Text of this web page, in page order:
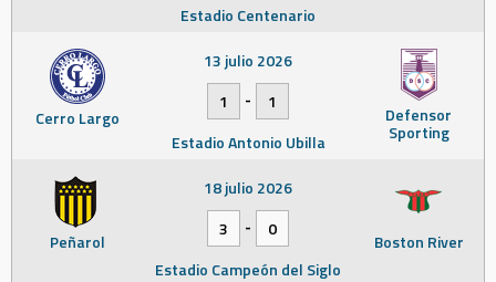
Estadio Centenario
Cerro Largo Defensor
Sporting
13 julio 2026
1
-
1
Estadio Antonio Ubilla
Peñarol Boston River
18 julio 2026
3
-
0
Estadio Campeón del Siglo